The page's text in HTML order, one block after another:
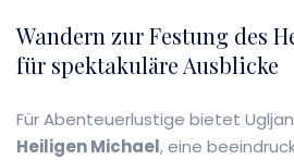
Wandern zur Festung des
für spektakuläre Ausblicke
Für Abenteuerlustige bietet
Heiligen Michael, eine